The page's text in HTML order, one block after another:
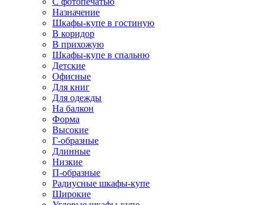
Назначение
Шкафы-купе в гостиную
В коридор
В прихожую
Шкафы-купе в спальню
Детские
Офисные
Для книг
Для одежды
На балкон
Форма
Высокие
Г-образные
Длинные
Низкие
П-образные
Радиусные шкафы-купе
Широкие